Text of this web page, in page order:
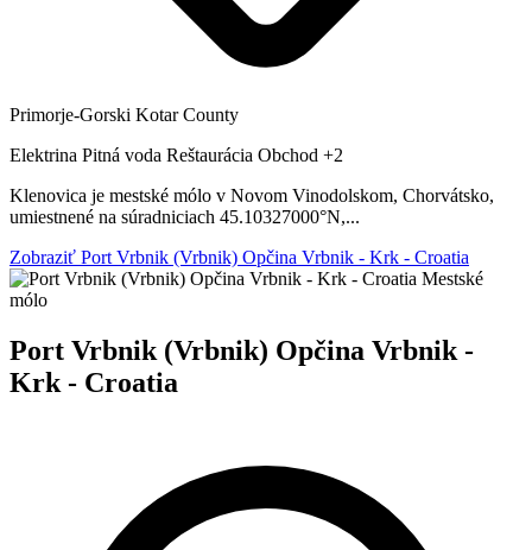
Primorje-Gorski Kotar County
Elektrina Pitná voda Reštaurácia Obchod +2
Klenovica je mestské mólo v Novom Vinodolskom, Chorvátsko,
umiestnené na súradniciach 45.10327000°N,...
Zobraziť Port Vrbnik (Vrbnik) Opčina Vrbnik - Krk - Croatia
Mestské
mólo
Port Vrbnik (Vrbnik) Opčina Vrbnik -
Krk - Croatia